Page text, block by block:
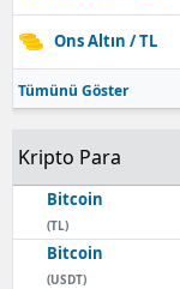
Ons Altın / TL
Tümünü Göster
Kripto Para
Bitcoin
(TL)
Bitcoin
(USDT)